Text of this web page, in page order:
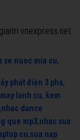
xe nuoc mia cu,
phát điện 3 pha,
lanh cu, kem
,nhac dance
que mp3,nhac xua
cu,sua nap